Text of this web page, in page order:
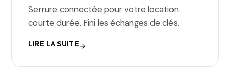
Serrure connectée pour votre location
courte durée. Fini les échanges de clés.
LIRE LA SUITE